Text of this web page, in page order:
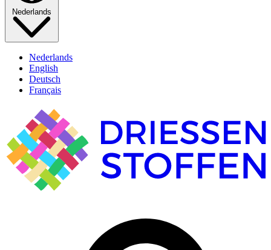
Nederlands
Nederlands
English
Deutsch
Français